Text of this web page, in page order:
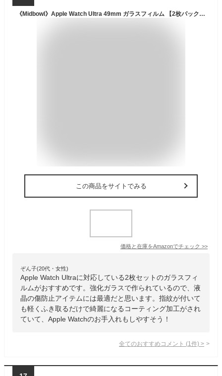
《Midbowl》Apple Watch Ultra 49mm ガラスフィルム 【2枚パック 浮いた縁を修復】 旭硝子9H 気泡防止 高度透明 クラッチ防止 自動吸着 飛散防止処理 超薄0.3mm 2.5D 保護フィルム Apple Watch Ultra 49mm 対応
この商品をサイトでみる
価格と在庫をAmazonでチェック >>
ぞん子(20代・女性)
Apple Watch Ultraに対応している2枚セットのガラスフィ
ルムがおすすめです。強化ガラスで作られているので、液
晶の傷防止アイテムには最適だと思います。指紋が付いて
も軽くふき取るだけで綺麗になるコーティング加工がされ
ていて、Apple Watchのお手入れもしやすそう！
全てのおすすめコメント (1 件) >